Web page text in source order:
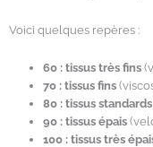
Voici quelques repères :
60 : tissus très fins
70 : tissus fins
80 : tissus standards
90 : tissus épais
100 : tissus très